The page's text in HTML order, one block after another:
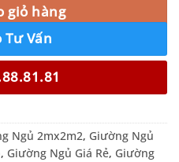
giỏ hàng
Tư Vấn
Ngủ 2mx2m2, Giường Ngủ
, Giường Ngủ Giá Rẻ, Giường